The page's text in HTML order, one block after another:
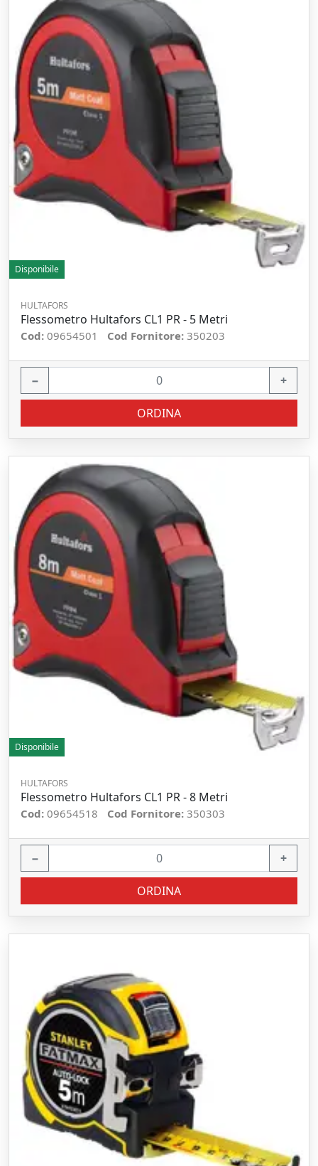
Disponibile
HULTAFORS
Flessometro Hultafors CL1 PR - 5 Metri
Cod: 09654501 Cod Fornitore: 350203
− +
ORDINA
Disponibile
HULTAFORS
Flessometro Hultafors CL1 PR - 8 Metri
Cod: 09654518 Cod Fornitore: 350303
− +
ORDINA